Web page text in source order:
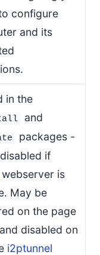
configure
and its
in the
and
packages -
if
is
May be
on the page
disabled on
i2ptunnel